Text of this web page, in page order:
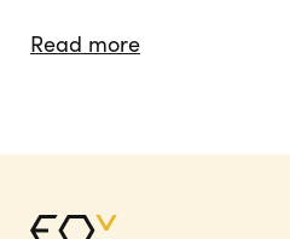
Read more